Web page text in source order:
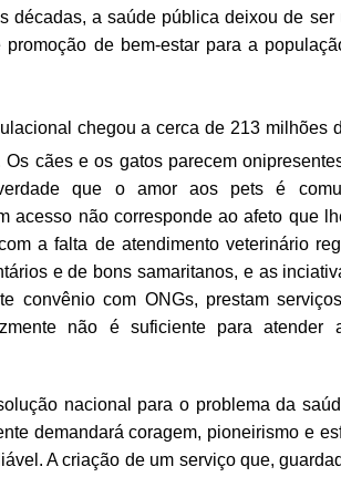
décadas, a saúde pública deixou de ser
de bem-estar para a
chegou a cerca de 213 milhões
Os cães e os gatos parecem
que o amor aos pets é
acesso não corresponde ao afeto que
a falta de atendimento veterinário
e de bons samaritanos, e as
convênio com ONGs, prestam
não é suficiente para atender
nacional para o problema da
demandará coragem, pioneirismo e
A criação de um serviço que,